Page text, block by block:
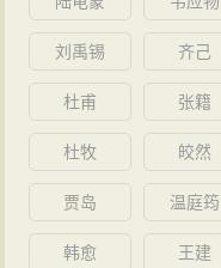
刘禹锡 齐己
杜甫 张籍
杜牧 皎然
贾岛 温庭筠
韩愈 王建